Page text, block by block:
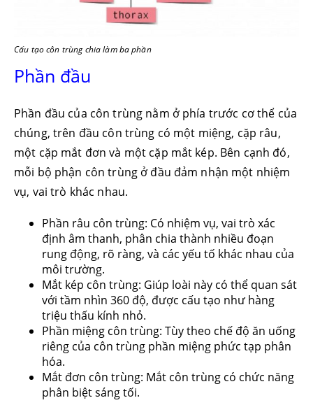
Cấu tạo côn trùng chia làm ba phần
Phần đầu
Phần đầu của côn trùng nằm ở phía trước cơ thể của
chúng, trên đầu côn trùng có một miệng, cặp râu,
một cặp mắt đơn và một cặp mắt kép. Bên cạnh đó,
mỗi bộ phận côn trùng ở đầu đảm nhận một nhiệm
vụ, vai trò khác nhau.
Phần râu côn trùng: Có nhiệm vụ, vai trò xác
định âm thanh, phân chia thành nhiều đoạn
rung động, rõ ràng, và các yếu tố khác nhau của
môi trường.
Mắt kép côn trùng: Giúp loài này có thể quan sát
với tầm nhìn 360 độ, được cấu tạo như hàng
triệu thấu kính nhỏ.
Phần miệng côn trùng: Tùy theo chế độ ăn uống
riêng của côn trùng phần miệng phức tạp phân
hóa.
Mắt đơn côn trùng: Mắt côn trùng có chức năng
phân biệt sáng tối.